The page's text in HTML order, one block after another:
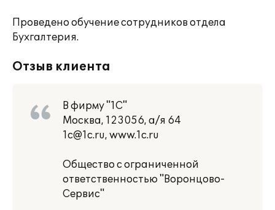
Проведено обучение сотрудников отдела
Бухгалтерия.
Отзыв клиента
В фирму "1С"
Москва, 123056, а/я 64
1c@1c.ru, www.1c.ru
Общество с ограниченной
ответственностью "Воронцово-
Сервис"